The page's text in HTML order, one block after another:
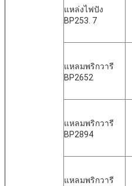
แหล่งไฟปัง
BP253. 7
แหลมพริกวารี
BP2652
แหลมพริกวารี
BP2894
แหลมพริกวารี